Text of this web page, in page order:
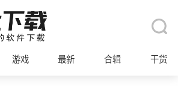
游戏 最新 合辑 干货